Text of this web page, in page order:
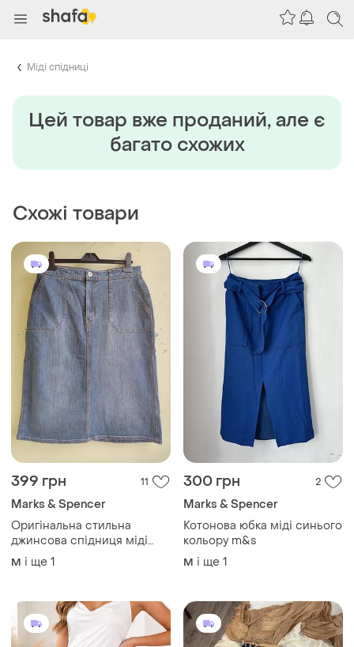
Міді спідниці
Цей товар вже проданий, але є
багато схожих
Схожі товари
399 грн 11
Marks & Spencer
Оригінальна стильна
джинсова спідниця міді
marks and spencer
M і ще 1
300 грн 2
Marks & Spencer
Котонова юбка міді синього
кольору m&s
M і ще 1